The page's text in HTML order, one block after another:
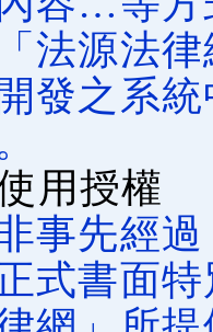
法源法
發之系
用授權
事先經
式書面